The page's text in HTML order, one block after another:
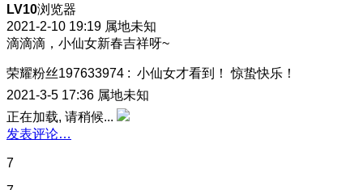
LV10浏览器
2021-2-10 19:19 属地未知
滴滴滴，小仙女新春吉祥呀~
荣耀粉丝197633974 : 小仙女才看到！ 惊蛰快乐！
2021-3-5 17:36 属地未知
正在加载, 请稍候...
发表评论…
7